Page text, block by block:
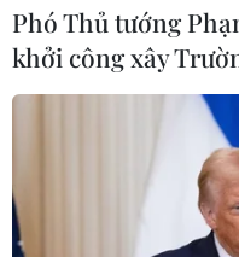
Phó Thủ tướng
khởi công xây